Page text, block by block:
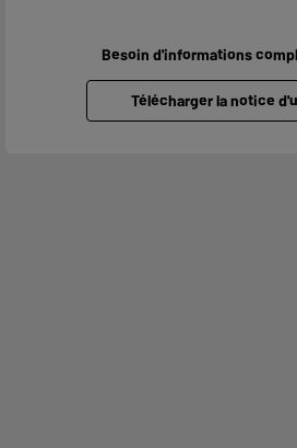
Besoin d'informations
Télécharger la notice